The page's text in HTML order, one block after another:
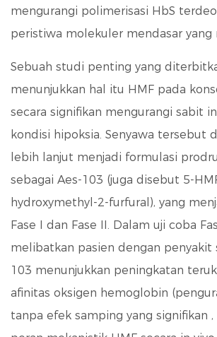
mengurangi polimerisasi HbS
peristiwa molekuler mendasar yang
Sebuah studi penting yang
menunjukkan hal itu HMF pada
secara signifikan mengurangi sabit
kondisi hipoksia. Senyawa tersebut
lebih lanjut menjadi formulasi
sebagai Aes-103 (juga disebut 5-
hydroxymethyl-2-furfural), yang
Fase I dan Fase II. Dalam uji coba
melibatkan pasien dengan penyakit
103 menunjukkan peningkatan
afinitas oksigen hemoglobin
tanpa efek samping yang signifikan